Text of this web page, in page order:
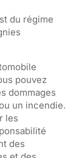
du régime
pouvez
dommages
un incendie.
les
des